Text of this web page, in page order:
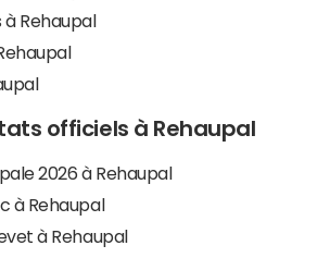
à Rehaupal
officiels à Rehaupal
2026 à Rehaupal
à Rehaupal
à Rehaupal